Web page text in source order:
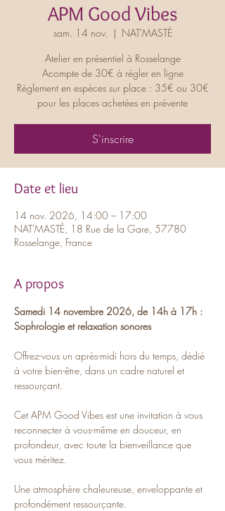
APM Good Vibes
sam. 14 nov.
  |
NAT'MASTÉ
Atelier en présentiel à Rosselange
Acompte de 30€ à régler en ligne
Règlement en espèces sur place : 35€ ou 30€
pour les places achetées en prévente
S'inscrire
Date et lieu
14 nov. 2026, 14:00 – 17:00
NAT'MASTÉ, 18 Rue de la Gare, 57780
Rosselange, France
A propos
Samedi 14 novembre 2026, de 14h à 17h :
Sophrologie et relaxation sonores
Offrez-vous un après-midi hors du temps, dédié
à votre bien-être, dans un cadre naturel et
ressourçant.
Cet APM Good Vibes est une invitation à vous
reconnecter à vous-même en douceur, en
profondeur, avec toute la bienveillance que
vous méritez.
Une atmosphère chaleureuse, enveloppante et
profondément ressourçante.